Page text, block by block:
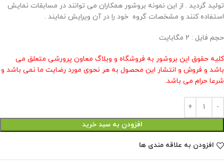
تولید گردید . از این نمونه بروشور همکاران می توانند در مسابقات نمایش
استفاده کنند و مشخصات گروه خود را در آن ویرایش نمایند .
حجم فایل : 2 مگابایت
کلیه حقوق این بروشور به فروشگاه و وبلاگ معاون پرورشی متعلق می
باشد و فروش و انتشار این محصول به هر نحوی مورد رضایت ما نمی باشد و
شرعا حرام می باشد.
افزودن به سبد خرید
افزودن به علاقه مندی ها